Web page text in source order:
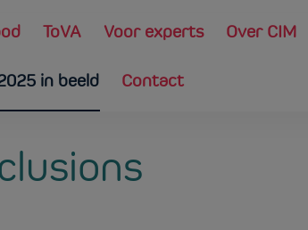
ToVA Voor experts Over CIM
in beeld Contact